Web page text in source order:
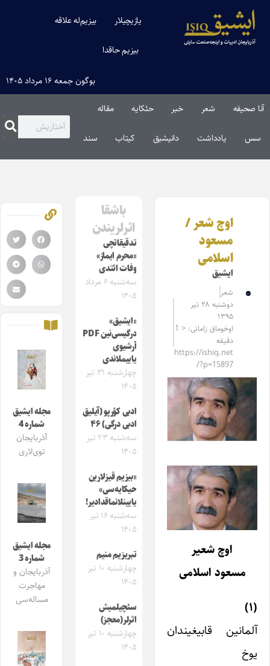
یازیچیلار بیزیم‌له علاقه
بیزیم حاقدا
بوگون جمعه ۱۶ مرداد ۱۴۰۵
آنا صحیفه شعر خبر حئکایه مقاله‌
سس یادداشت دانیشیق کیتاب سند
اوچ شعر /
مسعود
اسلامی‌
ایشیق
شعر
دوشنبه ۲۸ تیر
۱۳۹۵
اوخوماق زامانی: < 1
دقیقه
https://ishiq.net
/?p=15897
اوچ شعیر
مسعود اسلامی‌
(۱)
آلمانین قابیغیندان
یوخ
باشقا
اثرلریندن
تدقیقاتچی
«محرم ایماز»
وفات ائتدی
سه‌شنبه ۶ مرداد
۱۴۰۵
«ایشیق»
درگیسی‌نین PDF
آرشیوی
یاییملاندی
چهارشنبه ۳۱ تیر
۱۴۰۵
ادبی کؤرپو (آیلیق
ادبی درگی) ۴۶
سه‌شنبه ۲۳ تیر
۱۴۰۵
«بیزیم قیزلارین
حیکایه‌سی»
یایینلانماقدادیر!
سه‌شنبه ۱۶ تیر
۱۴۰۵
تبریزیم منیم
چهارشنبه ۱۰ تیر
۱۴۰۵
سئچیلمیش
اثرلر(معجز)
چهارشنبه ۱۰ تیر
۱۴۰۵
مجله ایشیق
شماره 4
آذربایجان
توی‌لاری
مجله ایشیق
شماره 3
آذربایجان و
مهاجرت
مساله‌سی